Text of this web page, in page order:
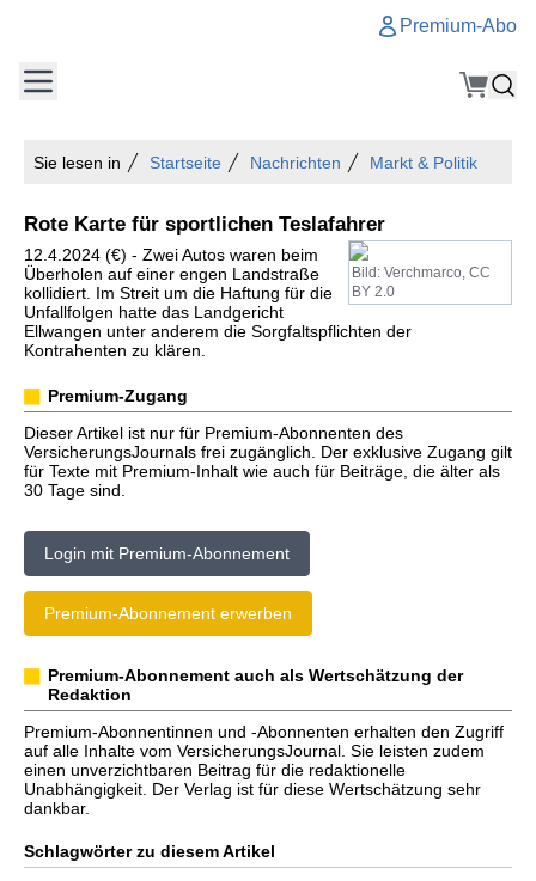
Premium-Abo
Sie lesen in Startseite Nachrichten Markt & Politik
Rote Karte für sportlichen Teslafahrer
Bild: Verchmarco, CC
BY 2.0
12.4.2024 (€) - Zwei Autos waren beim
Überholen auf einer engen Landstraße
kollidiert. Im Streit um die Haftung für die
Unfallfolgen hatte das Landgericht
Ellwangen unter anderem die Sorgfaltspflichten der
Kontrahenten zu klären.
Premium-Zugang
Dieser Artikel ist nur für Premium-Abonnenten des
VersicherungsJournals frei zugänglich. Der exklusive Zugang gilt
für Texte mit Premium-Inhalt wie auch für Beiträge, die älter als
30 Tage sind.
Login mit Premium-Abonnement
Premium-Abonnement erwerben
Premium-Abonnement auch als Wertschätzung der
Redaktion
Premium-Abonnentinnen und -Abonnenten erhalten den Zugriff
auf alle Inhalte vom VersicherungsJournal. Sie leisten zudem
einen unverzichtbaren Beitrag für die redaktionelle
Unabhängigkeit. Der Verlag ist für diese Wertschätzung sehr
dankbar.
Schlagwörter zu diesem Artikel